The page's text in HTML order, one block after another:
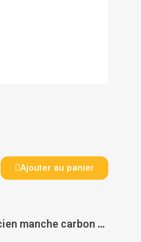
Ajouter au panier
Marteaux d'électricien manche carbon et frêne 416 - MOB